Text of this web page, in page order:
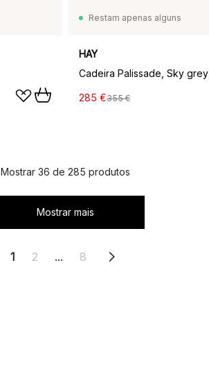
Restam apenas alguns
HAY
Cadeira Palissade, Sky grey
285 €355 €
Mostrar 36 de 285 produtos
Mostrar mais
1 2 ... 8